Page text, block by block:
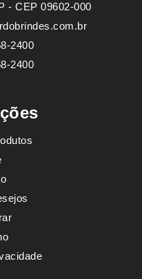
- CEP 09602-000
2400
2400